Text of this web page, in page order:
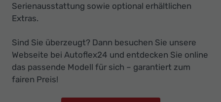
Serienausstattung sowie optional erhältlichen
Extras.
Sind Sie überzeugt? Dann besuchen Sie unsere
Webseite bei Autoflex24 und entdecken Sie online
das passende Modell für sich – garantiert zum
fairen Preis!